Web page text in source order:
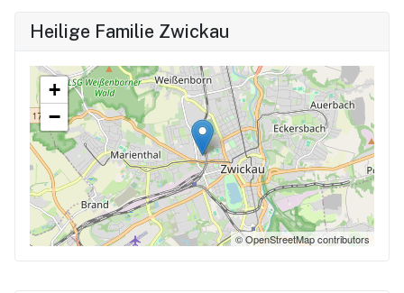
Heilige Familie Zwickau
+
−
© OpenStreetMap contributors